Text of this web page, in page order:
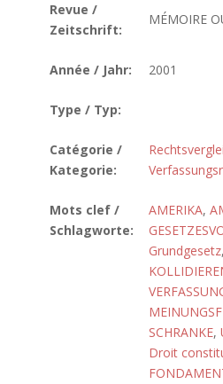
Revue /
Zeitschrift:
MÉMOIRE
Année / Jahr: 2001
Type / Typ:
Catégorie /
Kategorie:
Mots clef /
Schlagworte:
AMERIKA,
Grundgesetz,
SCHRANKE,
Droit